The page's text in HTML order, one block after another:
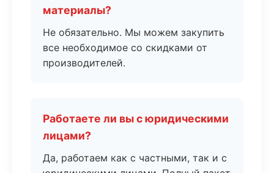
материалы?
Не обязательно. Мы можем закупить
все необходимое со скидками от
производителей.
Работаете ли вы с юридическими
лицами?
Да, работаем как с частными, так и с